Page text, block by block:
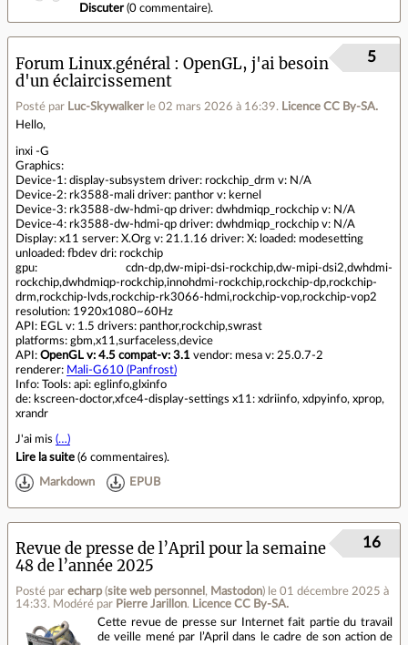
Discuter(0 commentaire).
Forum Linux.général
OpenGL, j'ai besoin
d'un éclaircissement
Posté par Luc-Skywalker le 02 mars 2026 à 16:39. Licence CC By‑SA.
5
Hello,
inxi -G
Graphics:
Device-1: display-subsystem driver: rockchip_drm v: N/A
Device-2: rk3588-mali driver: panthor v: kernel
Device-3: rk3588-dw-hdmi-qp driver: dwhdmiqp_rockchip v: N/A
Device-4: rk3588-dw-hdmi-qp driver: dwhdmiqp_rockchip v: N/A
Display: x11 server: X.Org v: 21.1.16 driver: X: loaded: modesetting
unloaded: fbdev dri: rockchip
gpu: cdn-dp,dw-mipi-dsi-rockchip,dw-mipi-dsi2,dwhdmi-
rockchip,dwhdmiqp-rockchip,innohdmi-rockchip,rockchip-dp,rockchip-
drm,rockchip-lvds,rockchip-rk3066-hdmi,rockchip-vop,rockchip-vop2
resolution: 1920x1080~60Hz
API: EGL v: 1.5 drivers: panthor,rockchip,swrast
platforms: gbm,x11,surfaceless,device
API: OpenGL v: 4.5 compat-v: 3.1 vendor: mesa v: 25.0.7-2
renderer: Mali-G610 (Panfrost)
Info: Tools: api: eglinfo,glxinfo
de: kscreen-doctor,xfce4-display-settings x11: xdriinfo, xdpyinfo, xprop,
xrandr
J'ai mis (…)
Lire la suite (6 commentaires).
Markdown EPUB
Revue de presse de l’April pour la semaine
48 de l’année 2025
Posté par echarp(site web personnel , Mastodon) le 01 décembre 2025 à
14:33. Modéré par Pierre Jarillon. Licence CC By‑SA.
16
Cette revue de presse sur Internet fait partie du travail
de veille mené par l’April dans le cadre de son action de